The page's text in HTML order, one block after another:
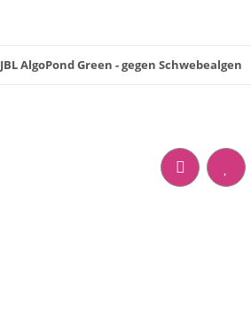
JBL AlgoPond Green - gegen Schwebealgen